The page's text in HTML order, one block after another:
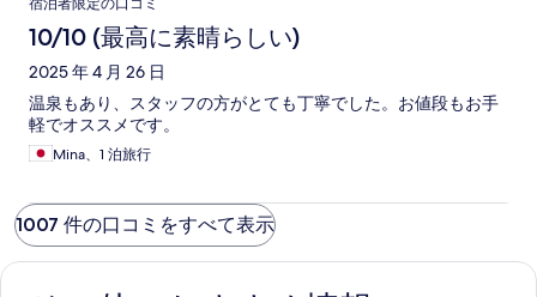
宿泊者限定の口コミ
10/10 (最高に素晴らしい)
2025 年 4 月 26 日
温泉もあり、スタッフの方がとても丁寧でした。お値段もお手
軽でオススメです。
Mina、1 泊旅行
1007 件の口コミをすべて表示